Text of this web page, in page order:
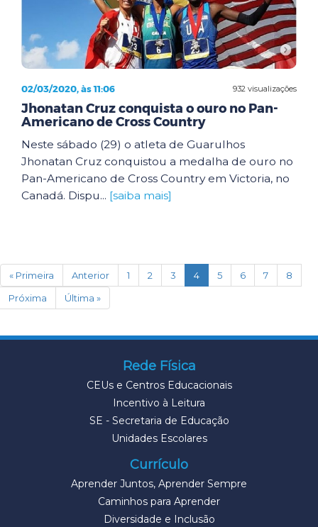
932 visualizações
02/03/2020, às 11:06
Jhonatan Cruz conquista o ouro no Pan-
Americano de Cross Country
Neste sábado (29) o atleta de Guarulhos
Jhonatan Cruz conquistou a medalha de ouro no
Pan-Americano de Cross Country em Victoria, no
Canadá. Dispu... [saiba mais]
« Primeira Anterior 1 2 3 4(current)
5 6 7
8
Próxima
Última »
Rede Física
CEUs e Centros Educacionais
Incentivo à Leitura
SE - Secretaria de Educação
Unidades Escolares
Currículo
Aprender Juntos, Aprender Sempre
Caminhos para Aprender
Diversidade e Inclusão